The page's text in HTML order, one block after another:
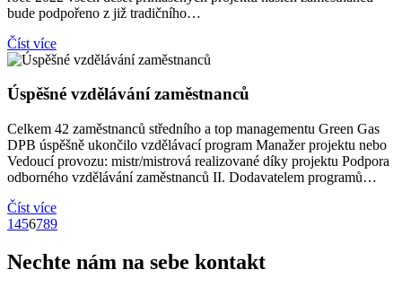
bude podpořeno z již tradičního…
Číst více
Úspěšné vzdělávání zaměstnanců
Celkem 42 zaměstnanců středního a top managementu Green Gas
DPB úspěšně ukončilo vzdělávací program Manažer projektu nebo
Vedoucí provozu: mistr/mistrová realizované díky projektu Podpora
odborného vzdělávání zaměstnanců II. Dodavatelem programů…
Číst více
Navigace
pro
příspěvky
1456789
Nechte nám na sebe kontakt